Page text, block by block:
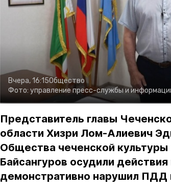
Вчера, 16:15Общество
Фото: управление пресс-службы и
Представитель главы
области Хизри Лом-Алиевич
Общества чеченской
Байсангуров осудили
демонстративно нарушил ПДД